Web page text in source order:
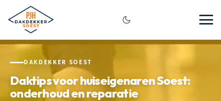
DAKDEKKER SOEST
Daktips voor huiseigenaren Soest:
onderhoud en reparatie